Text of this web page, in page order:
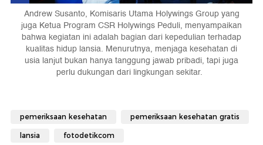
Andrew Susanto, Komisaris Utama Holywings Group yang
juga Ketua Program CSR Holywings Peduli, menyampaikan
bahwa kegiatan ini adalah bagian dari kepedulian terhadap
kualitas hidup lansia. Menurutnya, menjaga kesehatan di
usia lanjut bukan hanya tanggung jawab pribadi, tapi juga
perlu dukungan dari lingkungan sekitar.
pemeriksaan kesehatan pemeriksaan kesehatan gratis
lansia fotodetikcom